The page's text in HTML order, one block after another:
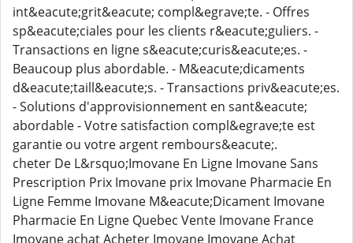
int&eacute;grit&eacute; compl&egrave;te. - Offres
sp&eacute;ciales pour les clients r&eacute;guliers. -
Transactions en ligne s&eacute;curis&eacute;es. -
Beaucoup plus abordable. - M&eacute;dicaments
d&eacute;taill&eacute;s. - Transactions priv&eacute;es.
- Solutions d'approvisionnement en sant&eacute;
abordable - Votre satisfaction compl&egrave;te est
garantie ou votre argent rembours&eacute;.
cheter De L&rsquo;Imovane En Ligne Imovane Sans
Prescription Prix Imovane prix Imovane Pharmacie En
Ligne Femme Imovane M&eacute;Dicament Imovane
Pharmacie En Ligne Quebec Vente Imovane France
Imovane achat Acheter Imovane Imovane Achat